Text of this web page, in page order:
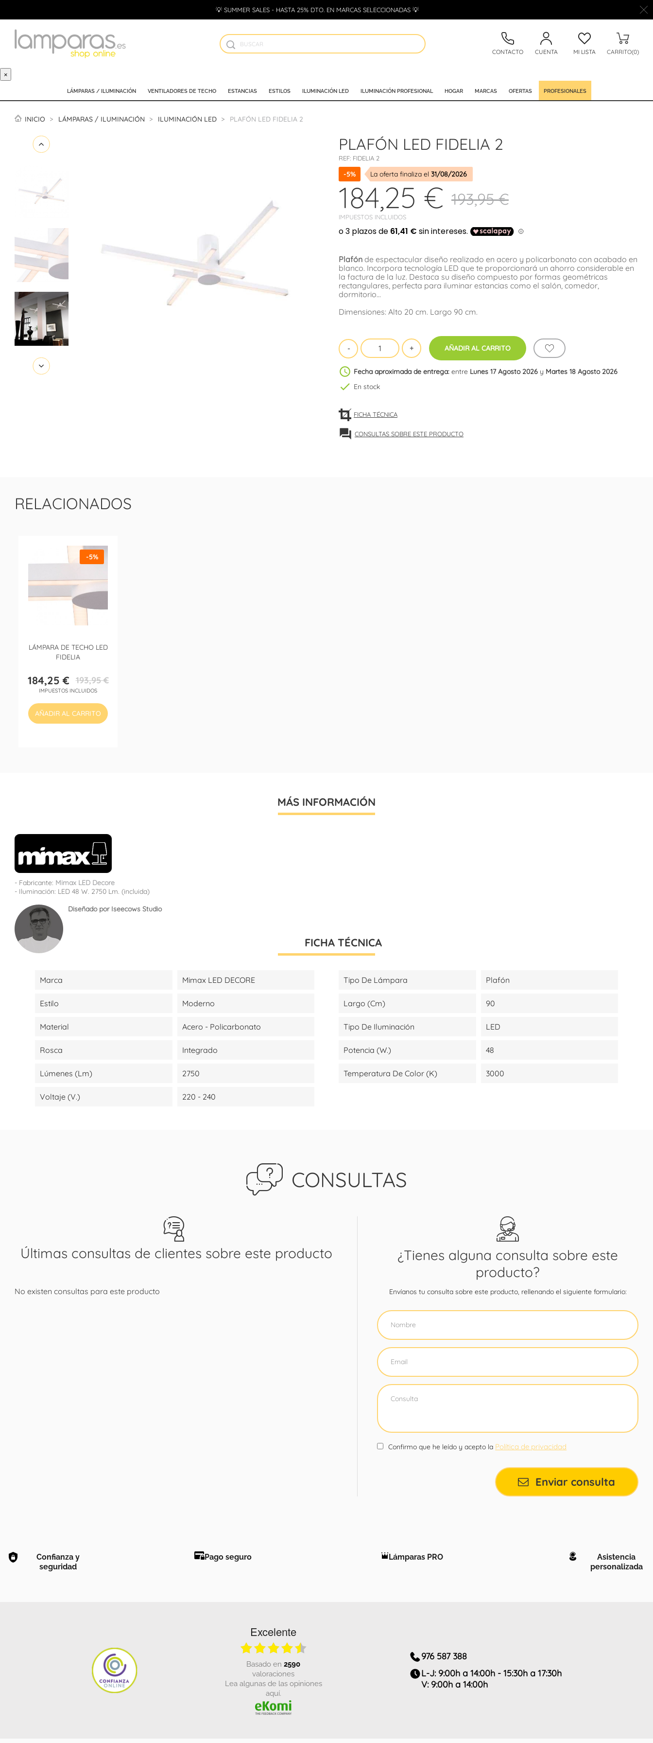
💡 SUMMER SALES - HASTA 25% DTO. EN MARCAS SELECCIONADAS 💡
CONTACTO CUENTA MI LISTA CARRITO(0)
×
LÁMPARAS / ILUMINACIÓN VENTILADORES DE TECHO ESTANCIAS ESTILOS ILUMINACIÓN LED ILUMINACIÓN PROFESIONAL HOGAR MARCAS OFERTAS PROFESIONALES
INICIO LÁMPARAS / ILUMINACIÓN ILUMINACIÓN LED PLAFÓN LED FIDELIA 2
PLAFÓN LED FIDELIA 2
REF: FIDELIA 2
-5% La oferta finaliza el 31/08/2026
184,25 €
IMPUESTOS INCLUIDOS
193,95 €
Plafón de espectacular diseño realizado en acero y policarbonato con acabado en
blanco. Incorpora tecnología LED que te proporcionará un ahorro considerable en
la factura de la luz. Destaca su diseño compuesto por formas geométricas
rectangulares, perfecta para iluminar estancias como el salón, comedor,
dormitorio...
Dimensiones: Alto 20 cm. Largo 90 cm.
AÑADIR AL CARRITO
schedule Fecha aproximada de entrega: entre Lunes 17 Agosto 2026 y Martes 18 Agosto 2026
check En stock
FICHA TÉCNICA
forum CONSULTAS SOBRE ESTE PRODUCTO
RELACIONADOS
LÁMPARA DE TECHO LED
FIDELIA
Precio
184,25 €Precio
base
193,95 €
IMPUESTOS INCLUIDOS
-5%
AÑADIR AL CARRITO
MÁS INFORMACIÓN
- Fabricante: Mimax LED Decore
- Iluminación: LED 48 W. 2750 Lm. (incluida)
Diseñado por Iseecows Studio
FICHA TÉCNICA
Marca Mimax LED DECORE Tipo De Lámpara Plafón
Estilo Moderno Largo (cm) 90
Material Acero - Policarbonato Tipo De Iluminación LED
Rosca Integrado Potencia (W.) 48
Lúmenes (lm) 2750 Temperatura De Color (K) 3000
Voltaje (V.) 220 - 240
CONSULTAS
Últimas consultas de clientes sobre este producto
No existen consultas para este producto
¿Tienes alguna consulta sobre este
producto?
Envíanos tu consulta sobre este producto, rellenando el siguiente formulario:
Confirmo que he leído y acepto la Política de privacidad
Enviar consulta
Confianza y
seguridad
Pago seguro Lámparas PRO
Asistencia
personalizada
Excelente
basado en 2590
valoraciones
Lea algunas de las opiniones
aquí.
976 587 388
L-J: 9:00h a 14:00h - 15:30h a 17:30h
V: 9:00h a 14:00h